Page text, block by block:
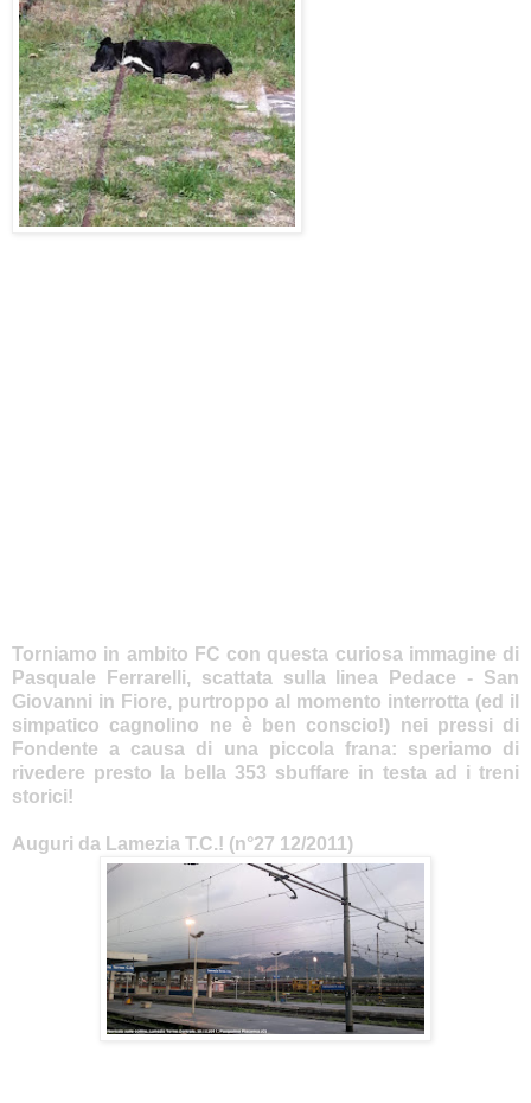
Torniamo in ambito FC con questa curiosa immagine di
Pasquale Ferrarelli, scattata sulla linea Pedace - San
Giovanni in Fiore, purtroppo al momento interrotta (ed il
simpatico cagnolino ne è ben conscio!) nei pressi di
Fondente a causa di una piccola frana: speriamo di
rivedere presto la bella 353 sbuffare in testa ad i treni
storici!
Auguri da Lamezia T.C.! (n°27 12/2011)